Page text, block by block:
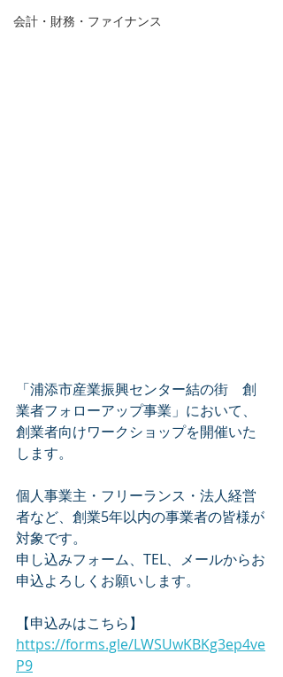
会計・財務・ファイナンス
「浦添市産業振興センター結の街　創
業者フォローアップ事業」において、
創業者向けワークショップを開催いた
します。
個人事業主・フリーランス・法人経営
者など、創業5年以内の事業者の皆様が
対象です。
申し込みフォーム、TEL、メールからお
申込よろしくお願いします。
【申込みはこちら】
https://forms.gle/LWSUwKBKg3ep4ve
P9